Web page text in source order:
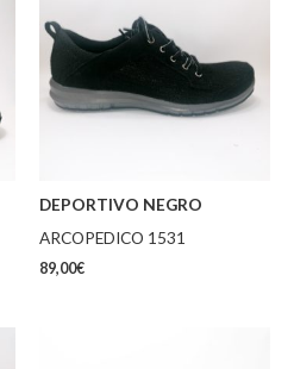
DEPORTIVO NEGRO
ARCOPEDICO 1531
89,00€